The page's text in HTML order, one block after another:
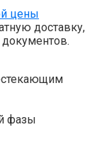
цены
доставку,
фазы